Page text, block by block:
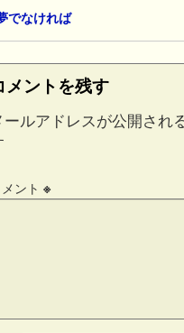
ナビゲーション
でなければ
メントを残す
ールアドレスが公開され
ント ※